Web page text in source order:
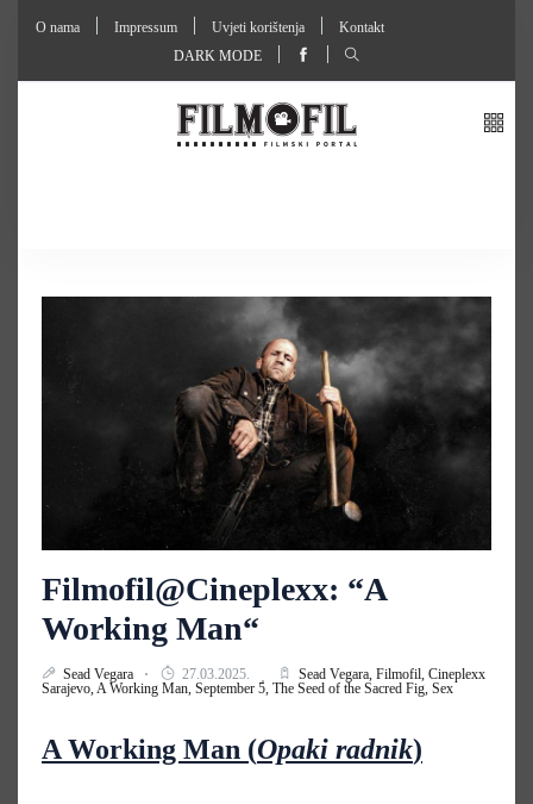
O nama Impressum Uvjeti korištenja
Kontakt
DARK MODE
Filmofil@Cineplexx: “A
Working Man“
Sead Vegara 27.03.2025. Sead Vegara, Filmofil, Cineplexx
Sarajevo, A Working Man, September 5, The Seed of the Sacred Fig, Sex
A Working Man (Opaki radnik)